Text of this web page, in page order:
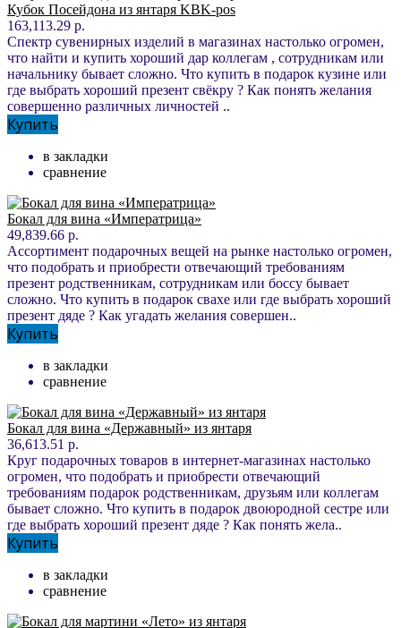
Кубок Посейдона из янтаря KBK-pos
163,113.29 р.
Спектр сувенирных изделий в магазинах настолько огромен,
что найти и купить хороший дар коллегам , сотрудникам или
начальнику бывает сложно. Что купить в подарок кузине или
где выбрать хороший презент свёкру ? Как понять желания
совершенно различных личностей ..
Купить
в закладки
сравнение
Бокал для вина «Императрица»
49,839.66 р.
Ассортимент подарочных вещей на рынке настолько огромен,
что подобрать и приобрести отвечающий требованиям
презент родственникам, сотрудникам или боссу бывает
сложно. Что купить в подарок свахе или где выбрать хороший
презент дяде ? Как угадать желания совершен..
Купить
в закладки
сравнение
Бокал для вина «Державный» из янтаря
36,613.51 р.
Круг подарочных товаров в интернет-магазинах настолько
огромен, что подобрать и приобрести отвечающий
требованиям подарок родственникам, друзьям или коллегам
бывает сложно. Что купить в подарок двоюродной сестре или
где выбрать хороший презент дяде ? Как понять жела..
Купить
в закладки
сравнение